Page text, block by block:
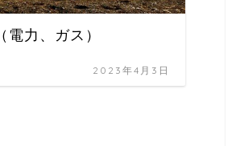
電力、ガス）
2023年4月3日